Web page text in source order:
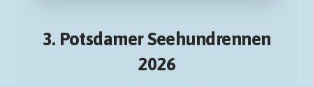
3. Potsdamer Seehundrennen
2026